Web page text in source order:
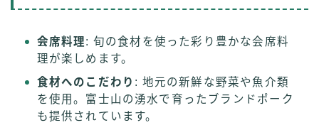
会席料理: 旬の食材を使った彩り豊かな会席料
理が楽しめます。
食材へのこだわり : 地元の新鮮な野菜や魚介類
を使用。富士山の湧水で育ったブランドポーク
も提供されています。